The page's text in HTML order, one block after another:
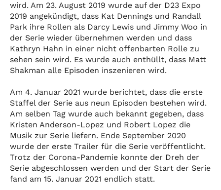
wird. Am 23. August 2019 wurde auf der D23 Expo
2019 angekündigt, dass Kat Dennings und Randall
Park ihre Rollen als Darcy Lewis und Jimmy Woo in
der Serie wieder übernehmen werden und dass
Kathryn Hahn in einer nicht offenbarten Rolle zu
sehen sein wird. Es wurde auch enthüllt, dass Matt
Shakman alle Episoden inszenieren wird.
Am 4. Januar 2021 wurde berichtet, dass die erste
Staffel der Serie aus neun Episoden bestehen wird.
Am selben Tag wurde auch bekannt gegeben, dass
Kristen Anderson-Lopez und Robert Lopez die
Musik zur Serie liefern. Ende September 2020
wurde der erste Trailer für die Serie veröffentlicht.
Trotz der Corona-Pandemie konnte der Dreh der
Serie abgeschlossen werden und der Start der Serie
fand am 15. Januar 2021 endlich statt.